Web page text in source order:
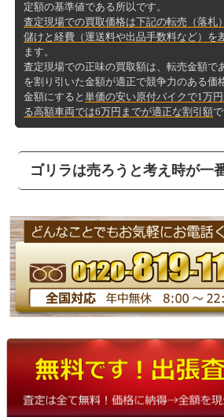
定額の基準値である所以です。
査定現場での買取価格は下記の転売（落札
儲けと経費（運送料や出品手数料など）を
ます。
査定現場での正味の買取額は、転売金額で
を割り引いた金額が適正で競争力のある価
金額にすると 単価の安い原付バイクで1万
る高額車両では6万円までが適正な割引額で
ゴリラは売ろうと考え時が一